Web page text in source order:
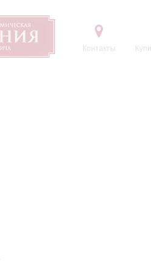
Контакты